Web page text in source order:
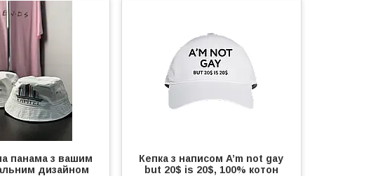
панама з вашим
дизайном
Кепка з написом A’m not gay
but 20$ is 20$, 100% котон